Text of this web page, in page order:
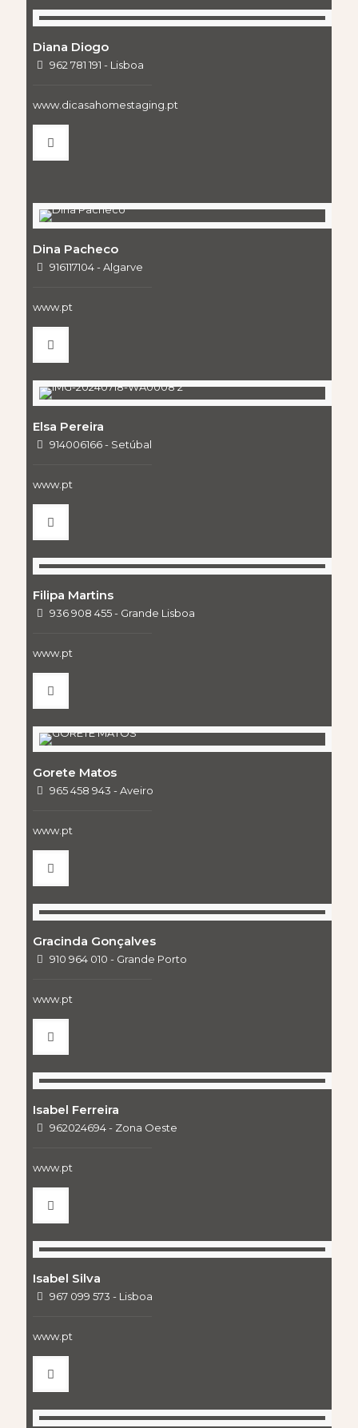
Diana Diogo
962 781 191 - Lisboa
www.dicasahomestaging.pt
Dina Pacheco
916117104 - Algarve
www.pt
Elsa Pereira
914006166 - Setúbal
www.pt
Filipa Martins
936 908 455 - Grande Lisboa
www.pt
Gorete Matos
965 458 943 - Aveiro
www.pt
Gracinda Gonçalves
910 964 010 - Grande Porto
www.pt
Isabel Ferreira
962024694 - Zona Oeste
www.pt
Isabel Silva
967 099 573 - Lisboa
www.pt